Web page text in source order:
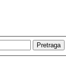
Pretraga